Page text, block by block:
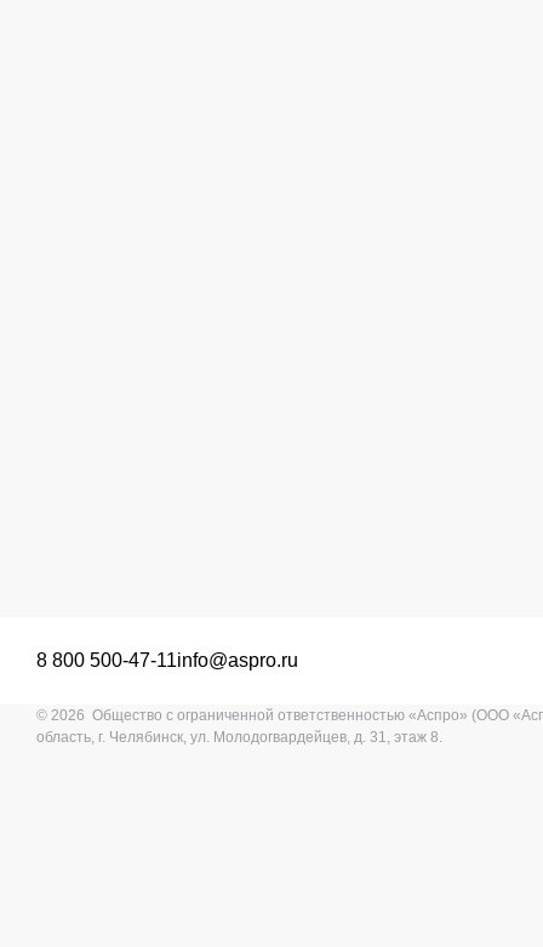
8 800 500-47-11info@aspro.ru
© 2026 Общество с ограниченной ответственностью «Аспро» (ООО
область, г. Челябинск, ул. Молодогвардейцев, д. 31, этаж 8.